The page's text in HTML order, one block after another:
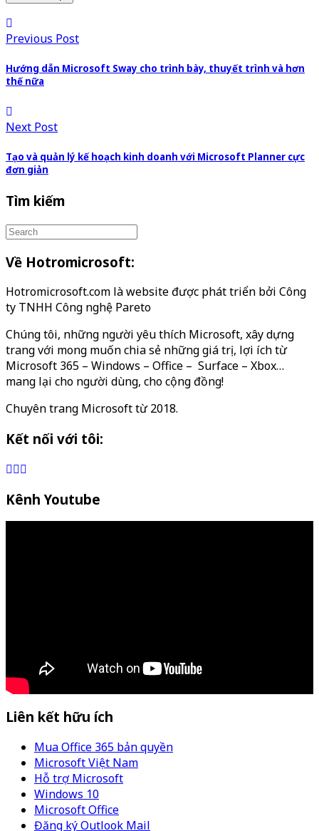
Previous Post
Hướng dẫn Microsoft Sway cho trình bày, thuyết trình và hơn
thế nữa
Next Post
Tạo và quản lý kế hoạch kinh doanh với Microsoft Planner cực
đơn giản
Tìm kiếm
Về Hotromicrosoft:
Hotromicrosoft.com là website được phát triển bởi Công
ty TNHH Công nghệ Pareto
Chúng tôi, những người yêu thích Microsoft, xây dựng
trang với mong muốn chia sẻ những giá trị, lợi ích từ
Microsoft 365 – Windows – Office – Surface – Xbox…
mang lại cho người dùng, cho cộng đồng!
Chuyên trang Microsoft từ 2018.
Kết nối với tôi:
Kênh Youtube
Liên kết hữu ích
Mua Office 365 bản quyền
Microsoft Việt Nam
Hỗ trợ Microsoft
Windows 10
Microsoft Office
Đăng ký Outlook Mail